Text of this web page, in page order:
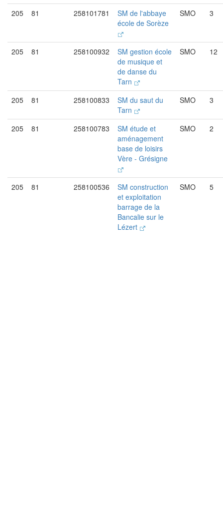
205 81 258101781
SM de l'abbaye
école de Sorèze
SMO 3
205 81 258100932
SM gestion école
de musique et
de danse du
Tarn
SMO 12
205 81 258100833
SM du saut du
Tarn
SMO 3
205 81 258100783
SM étude et
aménagement
base de loisirs
Vère - Grésigne
SMO 2
205 81 258100536
SM construction
et exploitation
barrage de la
Bancalie sur le
Lézert
SMO 5